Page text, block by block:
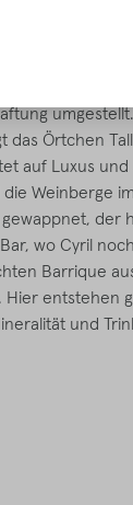
der dritten
das Örtchen
auf Luxus
Weinberge
der
wo Cyril
Barrique
entstehen
und